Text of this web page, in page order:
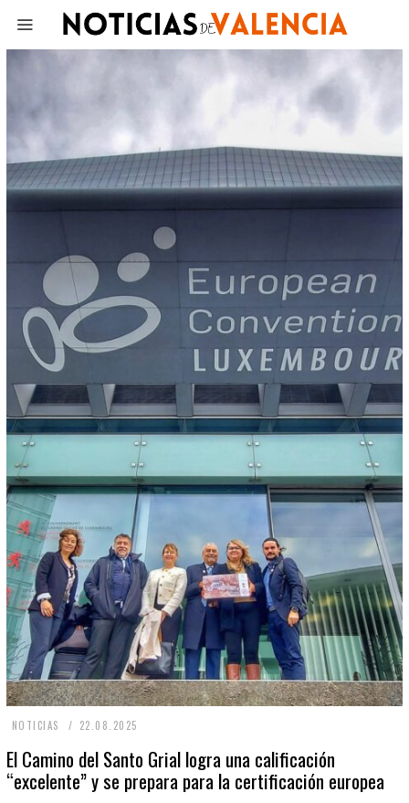
NOTICIAS 22.08.2025
.
El Camino del Santo Grial logra una calificación
“excelente” y se prepara para la certificación europea